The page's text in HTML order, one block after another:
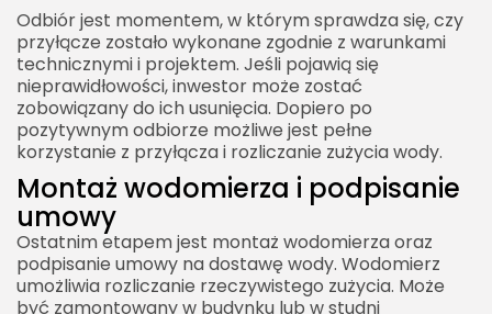
Odbiór jest momentem, w którym sprawdza się, czy
przyłącze zostało wykonane zgodnie z warunkami
technicznymi i projektem. Jeśli pojawią się
nieprawidłowości, inwestor może zostać
zobowiązany do ich usunięcia. Dopiero po
pozytywnym odbiorze możliwe jest pełne
korzystanie z przyłącza i rozliczanie zużycia wody.
Montaż wodomierza i podpisanie
umowy
Ostatnim etapem jest montaż wodomierza oraz
podpisanie umowy na dostawę wody. Wodomierz
umożliwia rozliczanie rzeczywistego zużycia. Może
być zamontowany w budynku lub w studni